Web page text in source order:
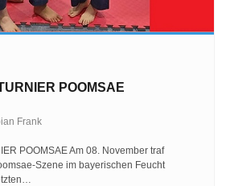
POOMSAE
Frank
POOMSAE Am 08. November traf
Szene im bayerischen Feucht